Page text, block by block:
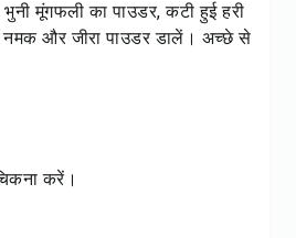
मूंगफली का पाउडर, कटी हुई हरी
नमक और जीरा पाउडर डालें। अच्छे से
करें।